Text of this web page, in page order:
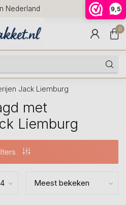
9,5
Nederland
Voor
huis
9.5
0
Jack Liemburg
met
Liemburg